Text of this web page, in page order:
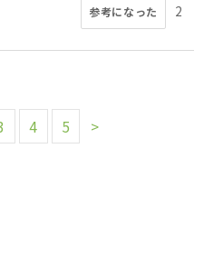
参考になった 2
4 5 >